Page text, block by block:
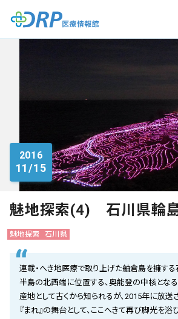
最新の注目記事
栄養健康レシピ
医療系学生記事
健康川柳
DRP医療情報館とは?
会社概要
お知らせ
2016
11/15
魅地探索(4) 石川県輪
魅地探索 石川県
連載・へき地医療で取り上げた舳倉島を擁す
半島の北西端に位置する、奥能登の中核とな
産地として古くから知られるが、2015年に放
『まれ』の舞台として、ここへきて再び脚光を